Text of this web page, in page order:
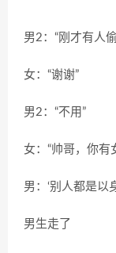
男2：“刚才有人
女：“谢谢”
男2：“不用”
女：“帅哥，你有
男：‘别人都是以
男生走了